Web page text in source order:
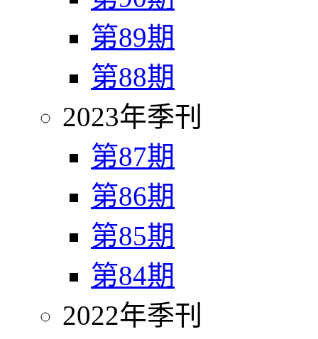
第89期
第88期
2023年季刊
第87期
第86期
第85期
第84期
2022年季刊